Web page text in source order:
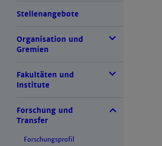
Stellenangebote
Organisation und
Gremien
Fakultäten und
Institute
Forschung und
Transfer
Forschungsprofil